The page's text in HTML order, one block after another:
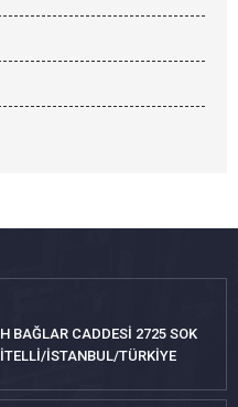
BAĞLAR CADDESİ 2725 SOK
İSTANBUL/TÜRKİYE